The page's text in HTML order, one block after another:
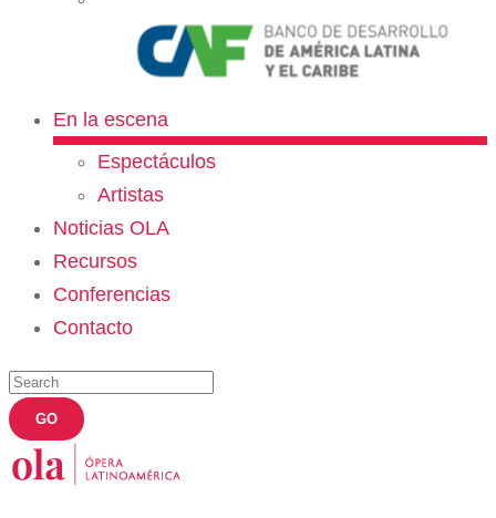
En la escena
Espectáculos
Artistas
Noticias OLA
Recursos
Conferencias
Contacto